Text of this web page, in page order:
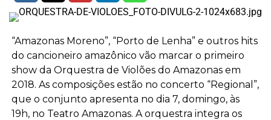
“Amazonas Moreno”, “Porto de Lenha” e outros hits
do cancioneiro amazônico vão marcar o primeiro
show da Orquestra de Violões do Amazonas em
2018. As composições estão no concerto “Regional”,
que o conjunto apresenta no dia 7, domingo, às
19h, no Teatro Amazonas. A orquestra integra os